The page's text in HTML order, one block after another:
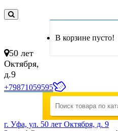
В корзине пусто!
50 лет
Октября,
д.9
+79871059595
г. Уфа, ул. 50 лет Октября, д. 9